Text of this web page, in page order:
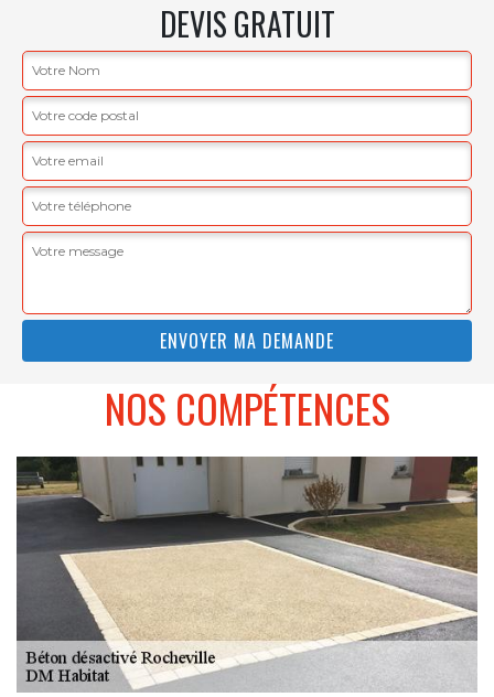
DEVIS GRATUIT
NOS COMPÉTENCES